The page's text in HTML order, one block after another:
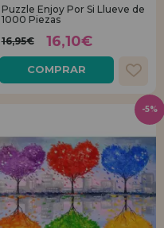
Puzzle Enjoy Por Si Llueve de
1000 Piezas
16,95€
16,10€
COMPRAR
-5%